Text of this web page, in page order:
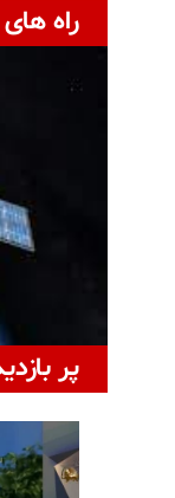
راه
پر